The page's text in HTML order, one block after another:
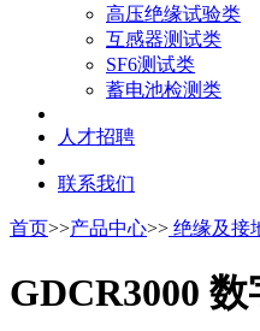
高压绝缘试验类
互感器测试类
SF6测试类
蓄电池检测类
人才招聘
联系我们
首页>>产品中心>> 绝缘及接
GDCR3000